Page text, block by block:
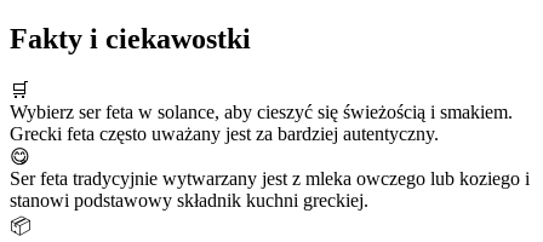
Fakty i ciekawostki
🛒
Wybierz ser feta w solance, aby cieszyć się świeżością i smakiem.
Grecki feta często uważany jest za bardziej autentyczny.
😋
Ser feta tradycyjnie wytwarzany jest z mleka owczego lub koziego i
stanowi podstawowy składnik kuchni greckiej.
📦